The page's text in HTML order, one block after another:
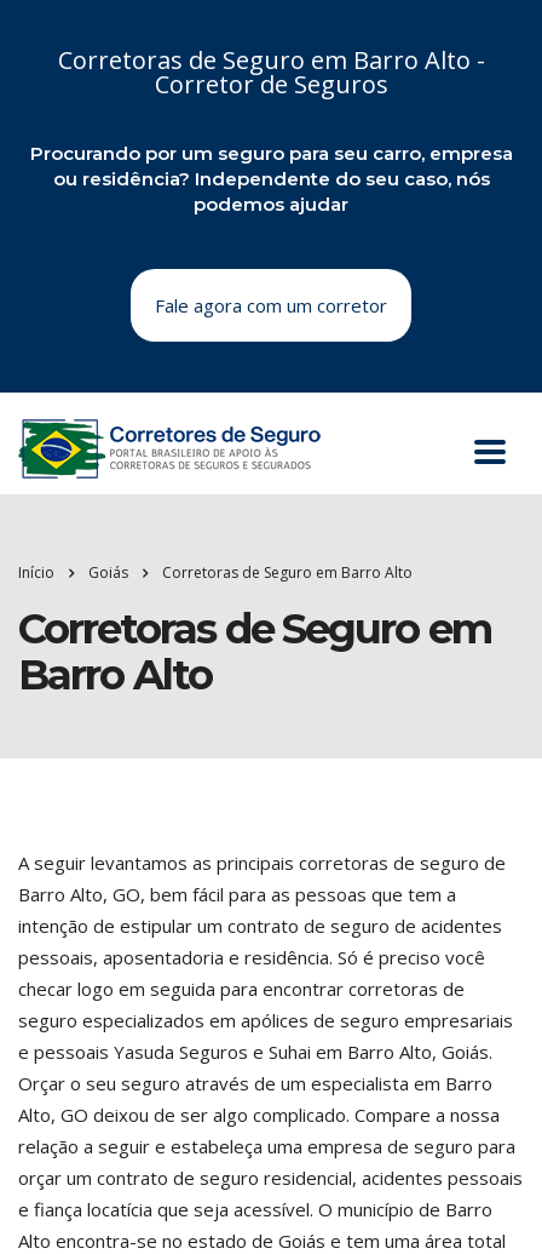
Corretoras de Seguro em Barro Alto -
Corretor de Seguros
Procurando por um seguro para seu carro, empresa
ou residência? Independente do seu caso, nós
podemos ajudar
Fale agora com um corretor
Início Goiás Corretoras de Seguro em Barro Alto
Corretoras de Seguro em
Barro Alto
A seguir levantamos as principais corretoras de seguro de
Barro Alto, GO, bem fácil para as pessoas que tem a
intenção de estipular um contrato de seguro de acidentes
pessoais, aposentadoria e residência. Só é preciso você
checar logo em seguida para encontrar corretoras de
seguro especializados em apólices de seguro empresariais
e pessoais Yasuda Seguros e Suhai em Barro Alto, Goiás.
Orçar o seu seguro através de um especialista em Barro
Alto, GO deixou de ser algo complicado. Compare a nossa
relação a seguir e estabeleça uma empresa de seguro para
orçar um contrato de seguro residencial, acidentes pessoais
e fiança locatícia que seja acessível. O município de Barro
Alto encontra-se no estado de Goiás e tem uma área total